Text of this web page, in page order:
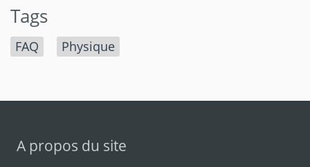
Tags
FAQ Physique
A propos du site